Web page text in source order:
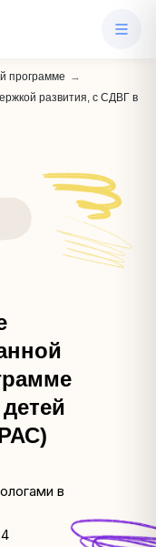
программе →
развития, с СДВГ в
в